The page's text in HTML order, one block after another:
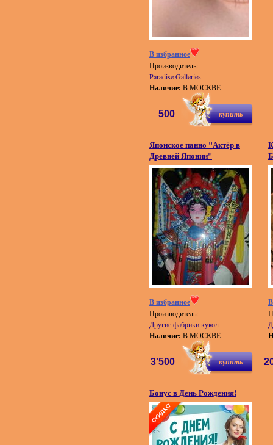
В избранное
Производитель:
Paradise Galleries
Наличие: В МОСКВЕ
купить
500
Японское панно "Актёр в
Древней Японии"
В избранное
Производитель:
Другие фабрики кукол
Наличие: В МОСКВЕ
купить
3'500
Бонус в День Рождения!